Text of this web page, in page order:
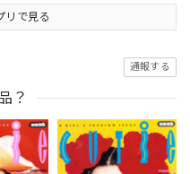
リで見る
通報する
？